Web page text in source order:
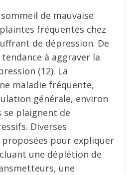
de mauvaise
fréquentes chez
de dépression. De
tendance à aggraver la
(12). La
maladie fréquente,
générale, environ
se plaignent de
Diverses
pour expliquer
une déplétion de
une